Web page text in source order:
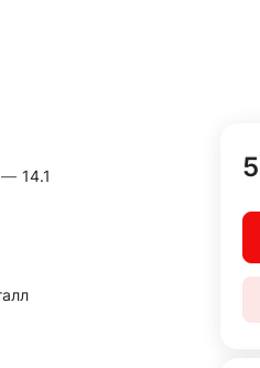
— 14.1